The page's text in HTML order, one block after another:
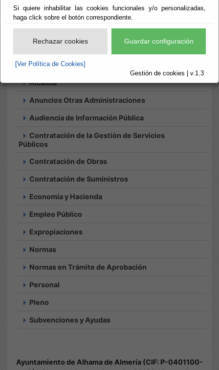
Si quiere inhabilitar las cookies funcionales y/o personalizadas,
haga click sobre el botón correspondiente.
Rechazar cookies Guardar configuración
[Ver Política de Cookies]
Gestión de cookies | v.1.3
Búsqueda
Alcaldía
Anuncios Otras Administraciones
Audiencia de Información Pública
Contratación de la Gestión de Servicios
Públicos
Contratación de Obras
Contratación de Suministros
Economía y Hacienda
Empleo Público
Expropiaciones
Normas
Normas en Trámite de Aprobación
Personal
Pleno
Subvenciones y Ayudas
Ayuntamiento de Alhama de Almería (CIF: P-0401100-